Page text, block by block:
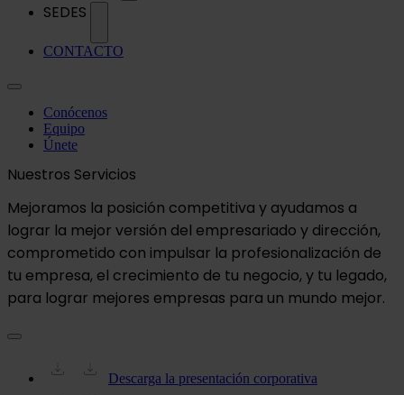
SEDES
CONTACTO
Conócenos
Equipo
Únete
Nuestros Servicios
Mejoramos la posición competitiva y ayudamos a
lograr la mejor versión del empresariado y dirección,
comprometido con impulsar la profesionalización de
tu empresa, el crecimiento de tu negocio, y tu legado,
para lograr mejores empresas para un mundo mejor.
Descarga la presentación corporativa